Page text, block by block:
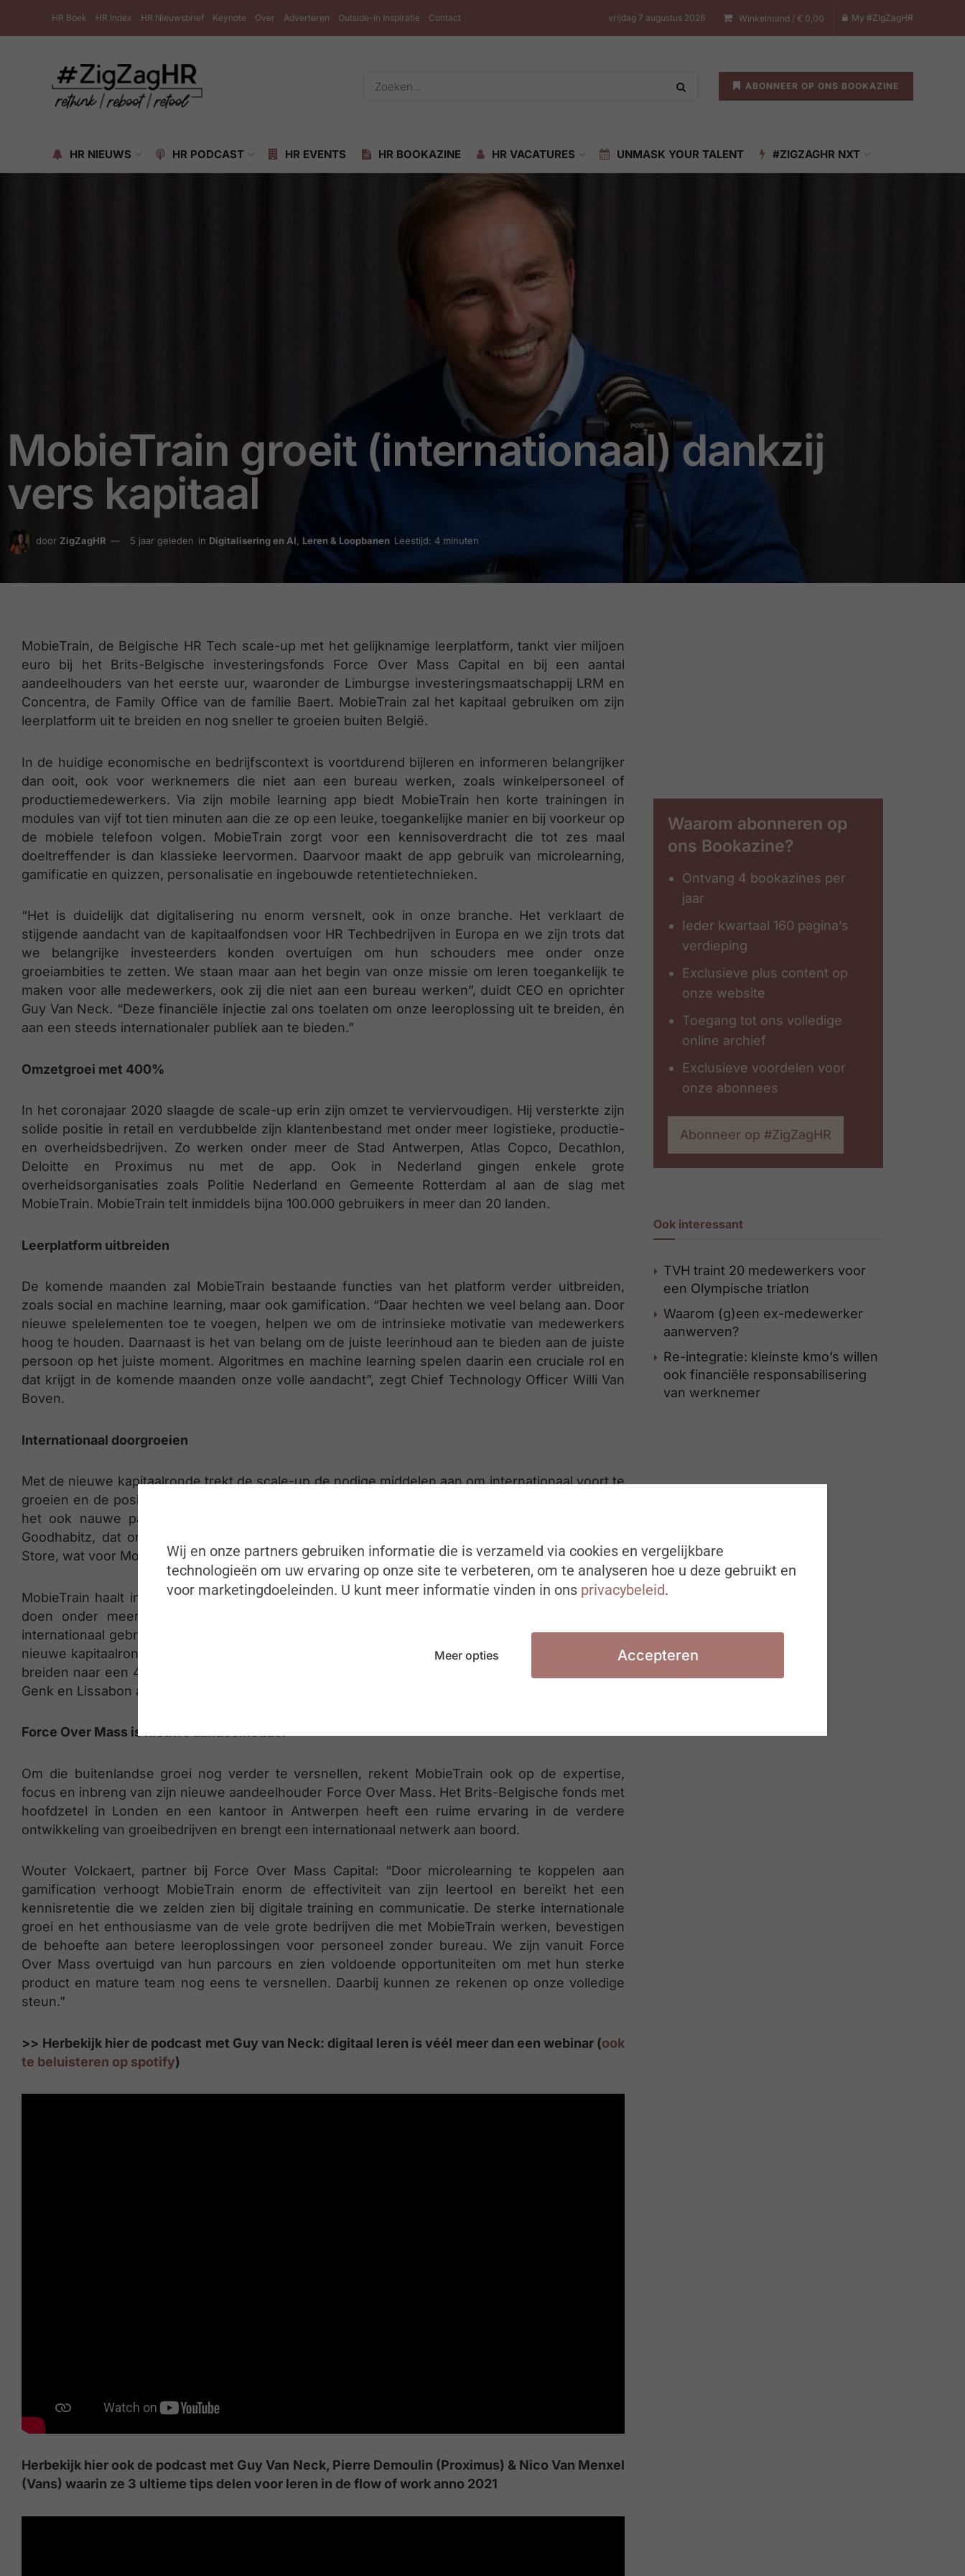
HR Boek HR Index HR Nieuwsbrief Keynote Over Adverteren Outside-in Inspiratie Contact vrijdag 7 augustus 2026 Winkelmand / € 0,00 My #ZigZagHR
ABONNEER OP ONS BOOKAZINE
HR NIEUWS HR PODCAST HR EVENTS HR BOOKAZINE HR VACATURES UNMASK YOUR TALENT #ZIGZAGHR NXT
MobieTrain groeit (internationaal) dankzij
vers kapitaal
door ZigZagHR 5 jaar geleden in Digitalisering en AI, Leren & Loopbanen Leestijd: 4 minuten
MobieTrain, de Belgische HR Tech scale-up met het gelijknamige leerplatform, tankt vier miljoen
euro bij het Brits-Belgische investeringsfonds Force Over Mass Capital en bij een aantal
aandeelhouders van het eerste uur, waaronder de Limburgse investeringsmaatschappij LRM en
Concentra, de Family Office van de familie Baert. MobieTrain zal het kapitaal gebruiken om zijn
leerplatform uit te breiden en nog sneller te groeien buiten België.
In de huidige economische en bedrijfscontext is voortdurend bijleren en informeren belangrijker
dan ooit, ook voor werknemers die niet aan een bureau werken, zoals winkelpersoneel of
productiemedewerkers. Via zijn mobile learning app biedt MobieTrain hen korte trainingen in
modules van vijf tot tien minuten aan die ze op een leuke, toegankelijke manier en bij voorkeur op
de mobiele telefoon volgen. MobieTrain zorgt voor een kennisoverdracht die tot zes maal
doeltreffender is dan klassieke leervormen. Daarvoor maakt de app gebruik van microlearning,
gamificatie en quizzen, personalisatie en ingebouwde retentietechnieken.
“Het is duidelijk dat digitalisering nu enorm versnelt, ook in onze branche. Het verklaart de
stijgende aandacht van de kapitaalfondsen voor HR Techbedrijven in Europa en we zijn trots dat
we belangrijke investeerders konden overtuigen om hun schouders mee onder onze
groeiambities te zetten. We staan maar aan het begin van onze missie om leren toegankelijk te
maken voor alle medewerkers, ook zij die niet aan een bureau werken”, duidt CEO en oprichter
Guy Van Neck. “Deze financiële injectie zal ons toelaten om onze leeroplossing uit te breiden, én
aan een steeds internationaler publiek aan te bieden.”
Omzetgroei met 400%
In het coronajaar 2020 slaagde de scale-up erin zijn omzet te verviervoudigen. Hij versterkte zijn
solide positie in retail en verdubbelde zijn klantenbestand met onder meer logistieke, productie-
en overheidsbedrijven. Zo werken onder meer de Stad Antwerpen, Atlas Copco, Decathlon,
Deloitte en Proximus nu met de app. Ook in Nederland gingen enkele grote
overheidsorganisaties zoals Politie Nederland en Gemeente Rotterdam al aan de slag met
MobieTrain. MobieTrain telt inmiddels bijna 100.000 gebruikers in meer dan 20 landen.
Leerplatform uitbreiden
De komende maanden zal MobieTrain bestaande functies van het platform verder uitbreiden,
zoals social en machine learning, maar ook gamification. “Daar hechten we veel belang aan. Door
nieuwe spelelementen toe te voegen, helpen we om de intrinsieke motivatie van medewerkers
hoog te houden. Daarnaast is het van belang om de juiste leerinhoud aan te bieden aan de juiste
persoon op het juiste moment. Algoritmes en machine learning spelen daarin een cruciale rol en
dat krijgt in de komende maanden onze volle aandacht”, zegt Chief Technology Officer Willi Van
Boven.
Internationaal doorgroeien
Met de nieuwe kapitaalronde trekt de scale-up de nodige middelen aan om internationaal voort te
groeien en de positie van Europese marktleider in mobile learning te claimen. Daartoe ontwikkelt
het ook nauwe partnerships, zoals recent met de HR-software SAP SuccesFactors en met
Goodhabitz, dat online opleidingen aanbiedt. Techreus SAP nam MobieTrain al op in zijn SAP
Store, wat voor MobieTrain de deur nog breder openzet naar het buitenland.
MobieTrain haalt immers al meer dan 50% van zijn omzet buiten België. In het Midden-Oosten
doen onder meer Emirates Post en EFS Facility Services een beroep op MobieTrain, en
internationaal gebruiken gerenommeerde retailers als bijvoorbeeld Diesel en Hästens de app. De
nieuwe kapitaalronde moet helpen om de sterke groei te consolideren en het team dit jaar uit te
breiden naar een 40-tal medewerkers. MobieTrain zal hoofdzakelijk in de bestaande vestigingen
Genk en Lissabon aanwerven.
Force Over Mass is nieuwe aandeelhouder
Om die buitenlandse groei nog verder te versnellen, rekent MobieTrain ook op de expertise,
focus en inbreng van zijn nieuwe aandeelhouder Force Over Mass. Het Brits-Belgische fonds met
hoofdzetel in Londen en een kantoor in Antwerpen heeft een ruime ervaring in de verdere
ontwikkeling van groeibedrijven en brengt een internationaal netwerk aan boord.
Wouter Volckaert, partner bij Force Over Mass Capital: “Door microlearning te koppelen aan
gamification verhoogt MobieTrain enorm de effectiviteit van zijn leertool en bereikt het een
kennisretentie die we zelden zien bij digitale training en communicatie. De sterke internationale
groei en het enthousiasme van de vele grote bedrijven die met MobieTrain werken, bevestigen
de behoefte aan betere leeroplossingen voor personeel zonder bureau. We zijn vanuit Force
Over Mass overtuigd van hun parcours en zien voldoende opportuniteiten om met hun sterke
product en mature team nog eens te versnellen. Daarbij kunnen ze rekenen op onze volledige
steun.”
>> Herbekijk hier de podcast met Guy van Neck: digitaal leren is véél meer dan een webinar (ook
te beluisteren op spotify)
Herbekijk hier ook de podcast met Guy Van Neck, Pierre Demoulin (Proximus) & Nico Van Menxel
(Vans) waarin ze 3 ultieme tips delen voor leren in de flow of work anno 2021
Waarom abonneren op
ons Bookazine?
Ontvang 4 bookazines per
jaar
Ieder kwartaal 160 pagina’s
verdieping
Exclusieve plus content op
onze website
Toegang tot ons volledige
online archief
Exclusieve voordelen voor
onze abonnees
Abonneer op #ZigZagHR
Ook interessant
TVH traint 20 medewerkers voor
een Olympische triatlon
Waarom (g)een ex-medewerker
aanwerven?
Re-integratie: kleinste kmo’s willen
ook financiële responsabilisering
van werknemer
Wij en onze partners gebruiken informatie die is verzameld via cookies en vergelijkbare
technologieën om uw ervaring op onze site te verbeteren, om te analyseren hoe u deze gebruikt en
voor marketingdoeleinden. U kunt meer informatie vinden in ons privacybeleid.
Meer opties Accepteren